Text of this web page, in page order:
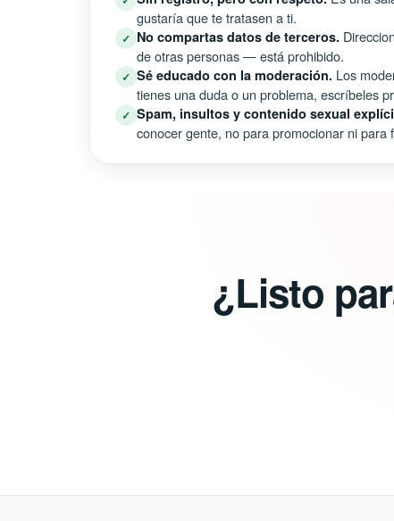
gustaría que te tratasen a ti.
✓ No compartas datos de terceros.
de otras personas — está prohibido.
✓ Sé educado con la moderación. Los
tienes una duda o un problema, escríbeles
✓ Spam, insultos y contenido sexual
conocer gente, no para promocionar ni para
¿Listo